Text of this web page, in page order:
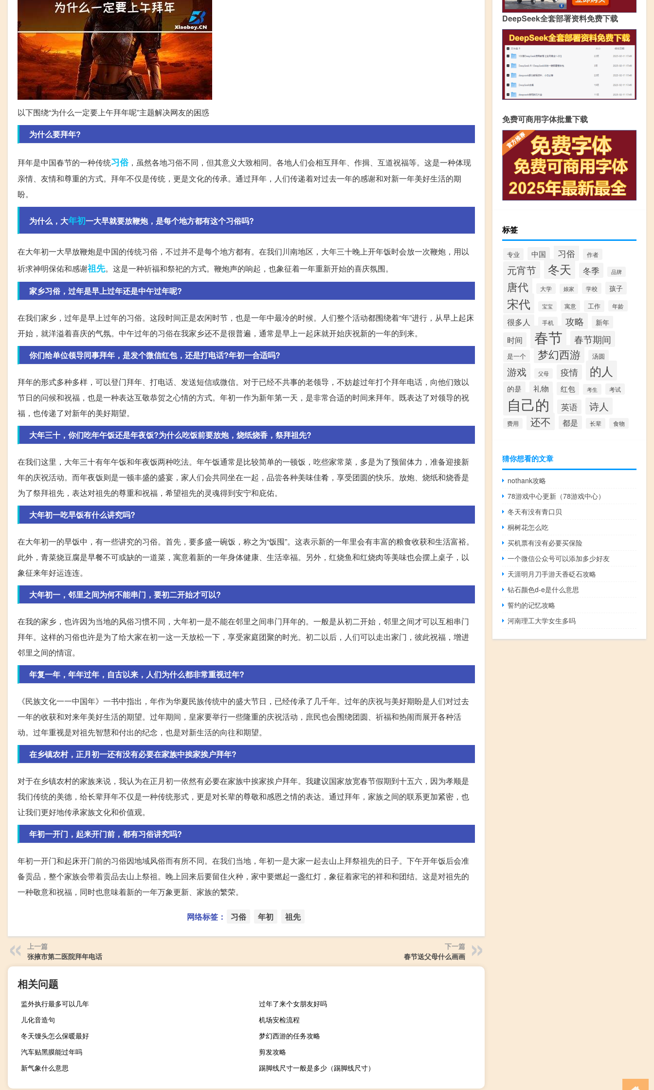
以下围绕“为什么一定要上午拜年呢”主题解决网友的困惑
为什么要拜年?
拜年是中国春节的一种传统习俗，虽然各地习俗不同，但其意义大致相同。各地人们会相互拜年、作揖、互道祝福等。这是一种体现
亲情、友情和尊重的方式。拜年不仅是传统，更是文化的传承。通过拜年，人们传递着对过去一年的感谢和对新一年美好生活的期
盼。
为什么，大年初一大早就要放鞭炮，是每个地方都有这个习俗吗?
在大年初一大早放鞭炮是中国的传统习俗，不过并不是每个地方都有。在我们川南地区，大年三十晚上开年饭时会放一次鞭炮，用以
祈求神明保佑和感谢祖先。这是一种祈福和祭祀的方式。鞭炮声的响起，也象征着一年重新开始的喜庆氛围。
家乡习俗，过年是早上过年还是中午过年呢?
在我们家乡，过年是早上过年的习俗。这段时间正是农闲时节，也是一年中最冷的时候。人们整个活动都围绕着“年”进行，从早上起床
开始，就洋溢着喜庆的气氛。中午过年的习俗在我家乡还不是很普遍，通常是早上一起床就开始庆祝新的一年的到来。
你们给单位领导同事拜年，是发个微信红包，还是打电话?年初一合适吗?
拜年的形式多种多样，可以登门拜年、打电话、发送短信或微信。对于已经不共事的老领导，不妨趁过年打个拜年电话，向他们致以
节日的问候和祝福，也是一种表达互敬恭贺之心情的方式。年初一作为新年第一天，是非常合适的时间来拜年。既表达了对领导的祝
福，也传递了对新年的美好期望。
大年三十，你们吃年午饭还是年夜饭?为什么吃饭前要放炮，烧纸烧香，祭拜祖先?
在我们这里，大年三十有年午饭和年夜饭两种吃法。年午饭通常是比较简单的一顿饭，吃些家常菜，多是为了预留体力，准备迎接新
年的庆祝活动。而年夜饭则是一顿丰盛的盛宴，家人们会共同坐在一起，品尝各种美味佳肴，享受团圆的快乐。放炮、烧纸和烧香是
为了祭拜祖先，表达对祖先的尊重和祝福，希望祖先的灵魂得到安宁和庇佑。
大年初一吃早饭有什么讲究吗?
在大年初一的早饭中，有一些讲究的习俗。首先，要多盛一碗饭，称之为“饭囤”。这表示新的一年里会有丰富的粮食收获和生活富裕。
此外，青菜烧豆腐是早餐不可或缺的一道菜，寓意着新的一年身体健康、生活幸福。另外，红烧鱼和红烧肉等美味也会摆上桌子，以
象征来年好运连连。
大年初一，邻里之间为何不能串门，要初二开始才可以?
在我的家乡，也许因为当地的风俗习惯不同，大年初一是不能在邻里之间串门拜年的。一般是从初二开始，邻里之间才可以互相串门
拜年。这样的习俗也许是为了给大家在初一这一天放松一下，享受家庭团聚的时光。初二以后，人们可以走出家门，彼此祝福，增进
邻里之间的情谊。
年复一年，年年过年，自古以来，人们为什么都非常重视过年?
《民族文化一一中国年》一书中指出，年作为华夏民族传统中的盛大节日，已经传承了几千年。过年的庆祝与美好期盼是人们对过去
一年的收获和对来年美好生活的期望。过年期间，皇家要举行一些隆重的庆祝活动，庶民也会围绕团圆、祈福和热闹而展开各种活
动。过年重视是对祖先智慧和付出的纪念，也是对新生活的向往和期望。
在乡镇农村，正月初一还有没有必要在家族中挨家挨户拜年?
对于在乡镇农村的家族来说，我认为在正月初一依然有必要在家族中挨家挨户拜年。我建议国家放宽春节假期到十五六，因为孝顺是
我们传统的美德，给长辈拜年不仅是一种传统形式，更是对长辈的尊敬和感恩之情的表达。通过拜年，家族之间的联系更加紧密，也
让我们更好地传承家族文化和价值观。
年初一开门，起来开门前，都有习俗讲究吗?
年初一开门和起床开门前的习俗因地域风俗而有所不同。在我们当地，年初一是大家一起去山上拜祭祖先的日子。下午开年饭后会准
备贡品，整个家族会带着贡品去山上祭祖。晚上回来后要留住火种，家中要燃起一盏红灯，象征着家宅的祥和和团结。这是对祖先的
一种敬意和祝福，同时也意味着新的一年万象更新、家族的繁荣。
网络标签： 习俗 年初 祖先
上一篇
张掖市第二医院拜年电话
下一篇
春节送父母什么画画
相关问题
监外执行最多可以几年
过年了来个女朋友好吗
儿化音造句
机场安检流程
冬天馒头怎么保暖最好
梦幻西游的任务攻略
汽车贴黑膜能过年吗
剪发攻略
新气象什么意思
踢脚线尺寸一般是多少（踢脚线尺寸）
DeepSeek全套部署资料免费下载
免费可商用字体批量下载
标签
专业 中国 习俗 作者
元宵节 冬天 冬季 品牌
唐代 大学 娘家 学校 孩子
宋代 宝宝 寓意 工作 年龄
很多人 手机 攻略 新年
时间 春节 春节期间
是一个 梦幻西游 汤圆
游戏 父母 疫情 的人
的是 礼物 红包 考生 考试
自己的 英语 诗人
费用 还不 都是 长辈 食物
猜你想看的文章
nothank攻略
78游戏中心更新（78游戏中心）
冬天有没有青口贝
桐树花怎么吃
买机票有没有必要买保险
一个微信公众号可以添加多少好友
天涯明月刀手游天香砭石攻略
钻石颜色d-e是什么意思
誓约的记忆攻略
河南理工大学女生多吗